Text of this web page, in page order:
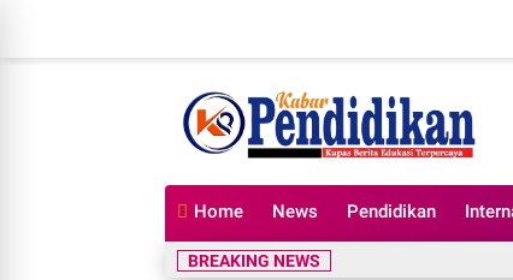
Home News Pendidikan
BREAKING NEWS